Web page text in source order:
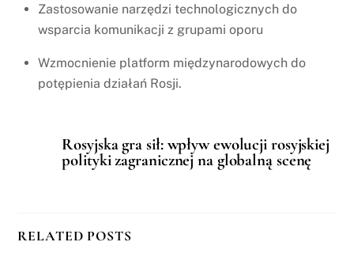
Zastosowanie narzędzi technologicznych do
wsparcia komunikacji z grupami oporu
Wzmocnienie platform międzynarodowych do
potępienia działań Rosji.
Rosyjska gra sił: wpływ ewolucji rosyjskiej
polityki zagranicznej na globalną scenę
RELATED POSTS